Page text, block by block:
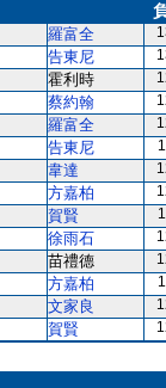
羅富全
告東尼
霍利時
蔡約翰
羅富全
告東尼
韋達
方嘉柏
賀賢
徐雨石
苗禮德
方嘉柏
文家良
賀賢